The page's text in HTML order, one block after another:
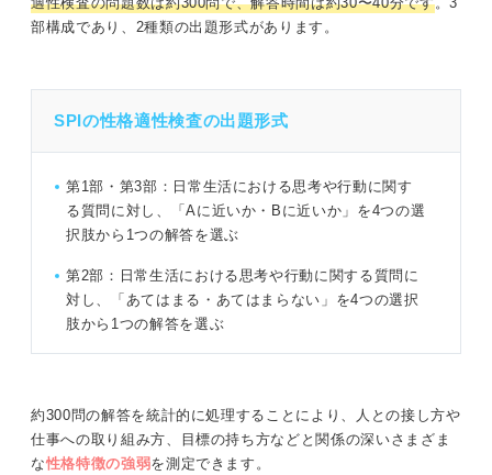
部構成であり、2種類の出題形式があります。
SPIの性格適性検査の出題形式
第1部・第3部：日常生活における思考や行動に関す
る質問に対し、「Aに近いか・Bに近いか」を4つの選
択肢から1つの解答を選ぶ
第2部：日常生活における思考や行動に関する質問に
対し、「あてはまる・あてはまらない」を4つの選択
肢から1つの解答を選ぶ
約300問の解答を統計的に処理することにより、人との接し方や
仕事への取り組み方、目標の持ち方などと関係の深いさまざま
な性格特徴の強弱を測定できます。